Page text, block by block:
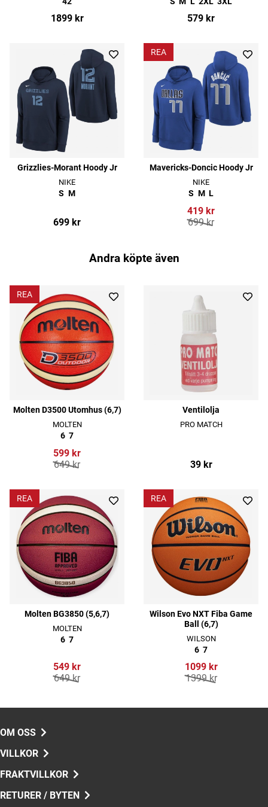
1899 kr 579 kr
Grizzlies-Morant Hoody Jr
NIKE
S M
699 kr
REA
Mavericks-Doncic Hoody Jr
NIKE
S M L
419 kr
699 kr
Andra köpte även
REA
Molten D3500 Utomhus (6,7)
MOLTEN
6 7
599 kr
649 kr
Ventilolja
PRO MATCH
39 kr
REA
Molten BG3850 (5,6,7)
MOLTEN
6 7
549 kr
649 kr
REA
Wilson Evo NXT Fiba Game
Ball (6,7)
WILSON
6 7
1099 kr
1399 kr
OM OSS
VILLKOR
FRAKTVILLKOR
RETURER / BYTEN